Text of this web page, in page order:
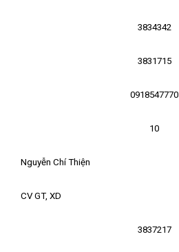
3834342
3831715
0918547770
10
Nguyễn Chí Thiện
CV GT, XD
3837217